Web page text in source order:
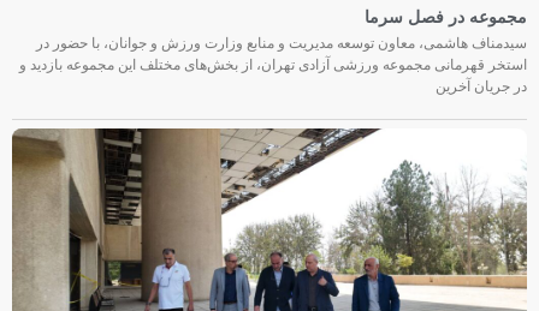
مجموعه در فصل سرما
سیدمناف هاشمی، معاون توسعه مدیریت و منابع وزارت ورزش و جوانان، با حضور در
استخر قهرمانی مجموعه ورزشی آزادی تهران، از بخش‌های مختلف این مجموعه بازدید و
در جریان آخرین